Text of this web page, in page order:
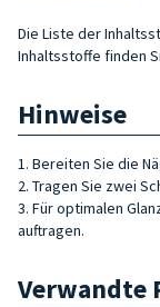
Die Liste der
Inhaltsstoffe finden
Hinweise
1. Bereiten Sie die
2. Tragen Sie zwei
3. Für optimalen
auftragen.
Verwandte